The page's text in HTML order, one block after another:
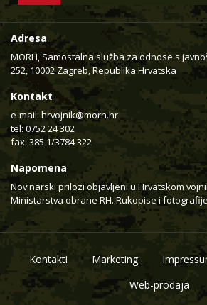
Adresa
MORH, Samostalna služba za odnose s
252, 10002 Zagreb, Republika Hrvatska
Kontakt
e-mail: hrvojnik@morh.hr
tel: 0752 24 302
fax: 385 1/3784 322
Napomena
Novinarski prilozi objavljeni u Hrvatskom
Ministarstva obrane RH. Rukopise i
Kontakti Marketing
Web-prodaja